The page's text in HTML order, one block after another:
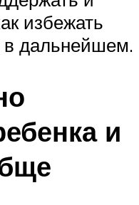
избежать
дальнейшем.
и